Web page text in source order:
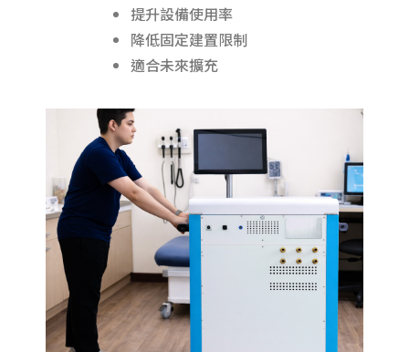
提升設備使用率
降低固定建置限制
適合未來擴充